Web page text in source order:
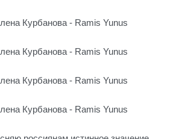
Курбанова - Ramis Yunus
Курбанова - Ramis Yunus
Курбанова - Ramis Yunus
Курбанова - Ramis Yunus